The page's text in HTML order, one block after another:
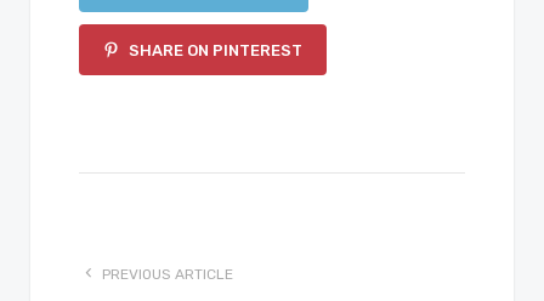
SHARE ON PINTEREST
PREVIOUS ARTICLE